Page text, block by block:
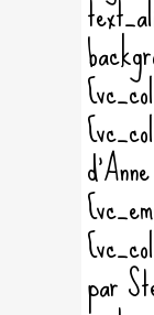
par